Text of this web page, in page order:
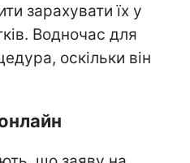
зарахувати їх у
Водночас для
оскільки він